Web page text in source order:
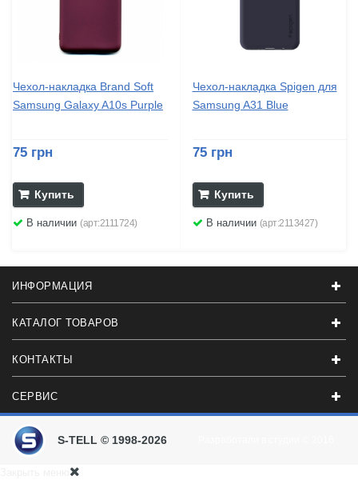
Чехол-накладка Brand Soft
Samsung Galaxy A10s Purple
75 грн
Купить
В наличии (арт:2111724)
Чехол-накладка Spigen для
Samsung A31 Blue
75 грн
Купить
В наличии (арт:2113427)
ИНФОРМАЦИЯ
КАТАЛОГ ТОВАРОВ
КОНТАКТЫ
СЕРВИС
S-TELL © 1998-2026